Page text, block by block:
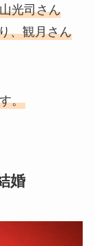
光司さん
、観月さん
。
婚